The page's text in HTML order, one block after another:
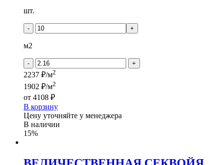
Количество
ВЕЛИЧЕСТВЕННАЯ
ДУБ
шт.
- +
м2
- +
2237 ₽/м2
1902 ₽/м2
от 4108 ₽
В корзину
Цену уточняйте у менеджера
В наличии
15%